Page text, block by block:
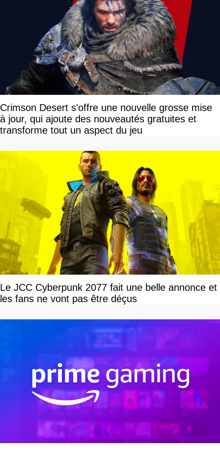
Crimson Desert s'offre une nouvelle grosse mise
à jour, qui ajoute des nouveautés gratuites et
transforme tout un aspect du jeu
Le JCC Cyberpunk 2077 fait une belle annonce et
les fans ne vont pas être déçus